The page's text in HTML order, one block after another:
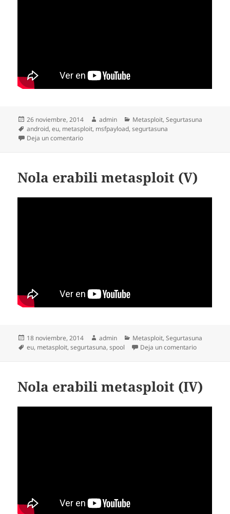
Publicado
el
26 noviembre, 2014 Autor
admin Categorías
Metasploit,Segurtasuna
Etiquetas
android,eu, metasploit, msfpayload,segurtasuna
Deja un comentarioen msfpayload, metasploit eta Android (I)
Nola erabili metasploit (V)
Publicado
el
18 noviembre, 2014 Autor
admin Categorías
Metasploit,Segurtasuna
Etiquetas
eu, metasploit,segurtasuna,spool Deja un comentarioen Nola
Nola erabili metasploit (IV)